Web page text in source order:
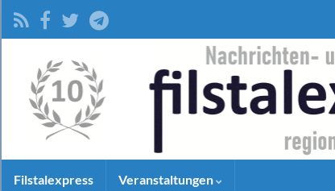
Filstalexpress Veranstaltungen